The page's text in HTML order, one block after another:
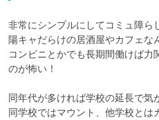
非常にシンプルにしてコミュ障ら
陽キャだらけの居酒屋やカフェな
コンビニとかでも長期間働けば力
のが怖い！
同年代が多ければ学校の延長で気
同学校ではマウント、他学校とは